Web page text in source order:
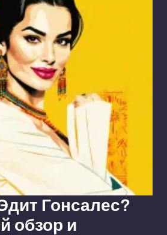
Гонсалес?
обзор и